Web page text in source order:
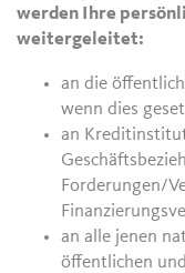
werden Ihre
weitergeleitet:
an die
wenn dies
an
Forderungen/
an alle jenen
öffentlichen